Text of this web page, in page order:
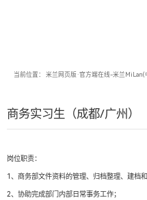
当前位置： 米兰网页版·官方端在线-米兰MiLan(
商务实习生（成都/广州）
岗位职责：
1、商务部文件资料的管理、归档整理、建档和
2、协助完成部门内部日常事务工作；